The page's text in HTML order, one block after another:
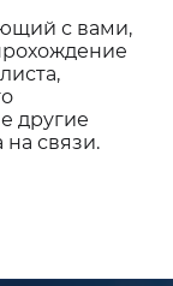
с вами,
другие
связи.